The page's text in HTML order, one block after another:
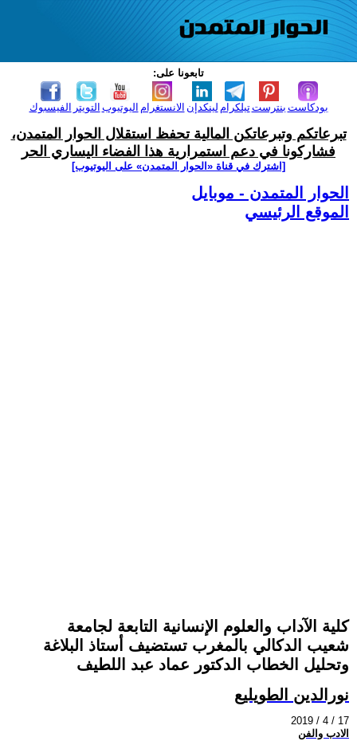
تابعونا على:
الفيسبوك التويتر اليوتيوب الانستغرام لينكدإن تيلكرامبنترست بودكاست
تبرعاتكم وتبرعاتكن المالية تحفظ استقلال الحوار المتمدن،
فشاركونا في دعم استمرارية هذا الفضاء اليساري الحر
[اشترك في قناة ‫«الحوار المتمدن» على اليوتيوب]
الحوار المتمدن - موبايل
الموقع الرئيسي
كلية الآداب والعلوم الإنسانية التابعة لجامعة
شعيب الدكالي بالمغرب تستضيف أستاذ البلاغة
وتحليل الخطاب الدكتور عماد عبد اللطيف
نورالدين الطويليع
2019 / 4 / 17
الادب والفن